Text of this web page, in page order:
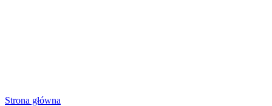
Strona główna